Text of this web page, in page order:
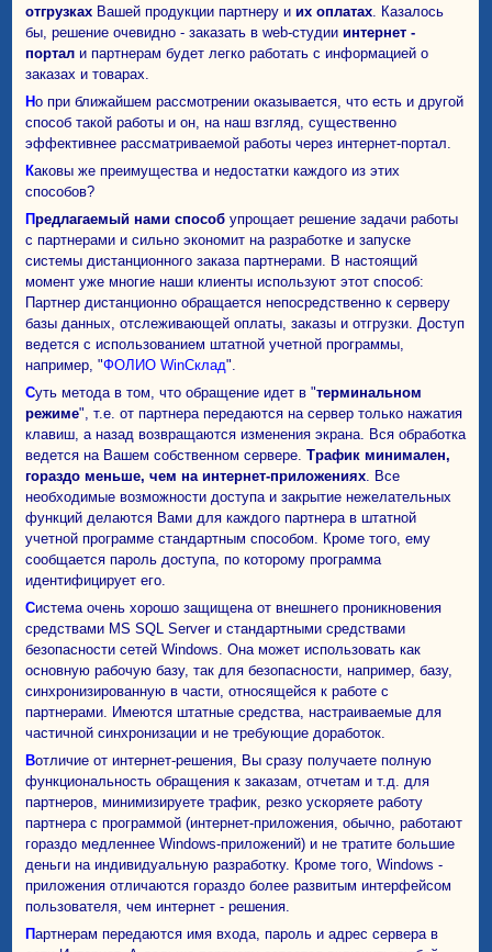
отгрузках Вашей продукции партнеру иих оплатах. Казалось
бы, решение очевидно - заказать в web-студииинтернет -
портал и партнерам будет легко работать с информацией о
заказах и товарах.
Но при ближайшем рассмотрении оказывается, что есть и другой
способ такой работы и он, на наш взгляд, существенно
эффективнее рассматриваемой работы через интернет-портал.
Каковы же преимущества и недостатки каждого из этих
способов?
Предлагаемый нами способ упрощает решение задачи работы
с партнерами и сильно экономит на разработке и запуске
системы дистанционного заказа партнерами. В настоящий
момент уже многие наши клиенты используют этот способ:
Партнер дистанционно обращается непосредственно к серверу
базы данных, отслеживающей оплаты, заказы и отгрузки. Доступ
ведется с использованием штатной учетной программы,
например, "ФОЛИО WinСклад".
Суть метода в том, что обращение идет в "терминальном
режиме", т.е. от партнера передаются на сервер только нажатия
клавиш, а назад возвращаются изменения экрана. Вся обработка
ведется на Вашем собственном сервере.Трафик минимален,
гораздо меньше, чем на интернет-приложениях. Все
необходимые возможности доступа и закрытие нежелательных
функций делаются Вами для каждого партнера в штатной
учетной программе стандартным способом. Кроме того, ему
сообщается пароль доступа, по которому программа
идентифицирует его.
Система очень хорошо защищена от внешнего проникновения
средствами MS SQL Server и стандартными средствами
безопасности сетей Windows. Она может использовать как
основную рабочую базу, так для безопасности, например, базу,
синхронизированную в части, относящейся к работе с
партнерами. Имеются штатные средства, настраиваемые для
частичной синхронизации и не требующие доработок.
Вотличие от интернет-решения, Вы сразу получаете полную
функциональность обращения к заказам, отчетам и т.д. для
партнеров, минимизируете трафик, резко ускоряете работу
партнера с программой (интернет-приложения, обычно, работают
гораздо медленнее Windows-приложений) и не тратите большие
деньги на индивидуальную разработку. Кроме того, Windows -
приложения отличаются гораздо более развитым интерфейсом
пользователя, чем интернет - решения.
Партнерам передаются имя входа, пароль и адрес сервера в